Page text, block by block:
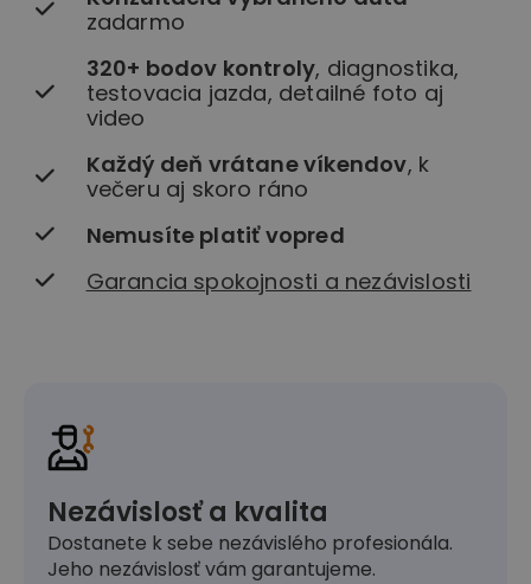
zadarmo
320+ bodov kontroly, diagnostika,
testovacia jazda, detailné foto aj
video
Každý deň vrátane víkendov, k
večeru aj skoro ráno
Nemusíte platiť vopred
Garancia spokojnosti a nezávislosti
Nezávislosť a kvalita
Dostanete k sebe nezávislého profesionála.
Jeho nezávislosť vám garantujeme.